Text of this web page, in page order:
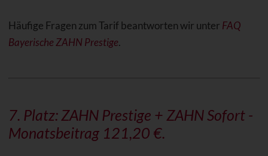
Häufige Fragen zum Tarif beantworten wir unter FAQ
Bayerische ZAHN Prestige.
7. Platz: ZAHN Prestige + ZAHN Sofort-
Monatsbeitrag 121,20 €.